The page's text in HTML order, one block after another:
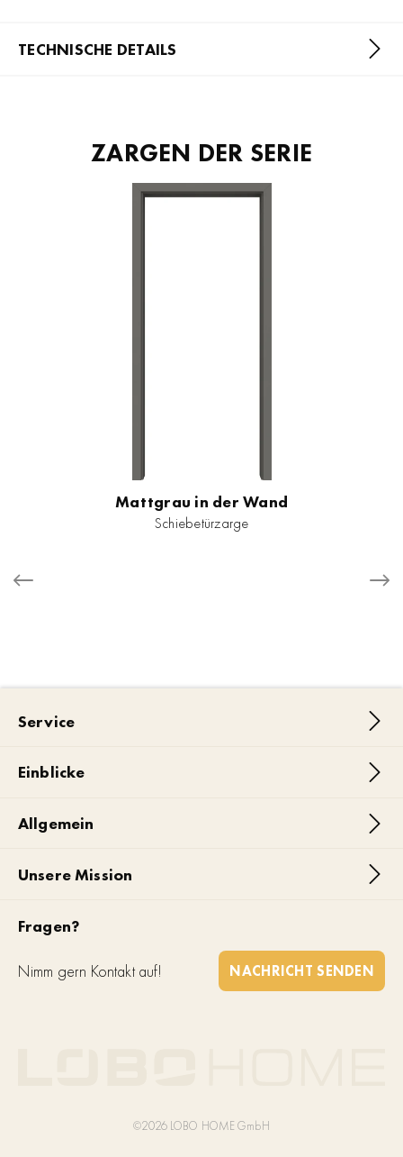
TECHNISCHE DETAILS
ZARGEN DER SERIE
Mattgrau in der Wand
Schiebetürzarge
Service
Einblicke
Allgemein
Unsere Mission
Fragen?
Nimm gern Kontakt auf! NACHRICHT SENDEN
©2026 LOBO HOME GmbH